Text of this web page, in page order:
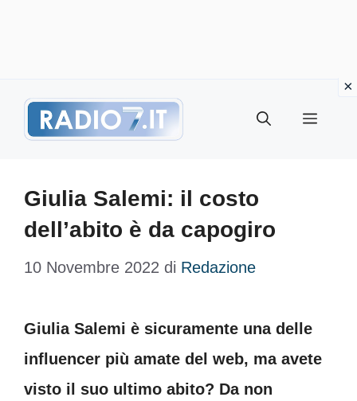
Menu
Giulia Salemi: il costo
dell’abito è da capogiro
10 Novembre 2022 di Redazione
Giulia Salemi è sicuramente una delle
influencer più amate del web, ma avete
visto il suo ultimo abito? Da non